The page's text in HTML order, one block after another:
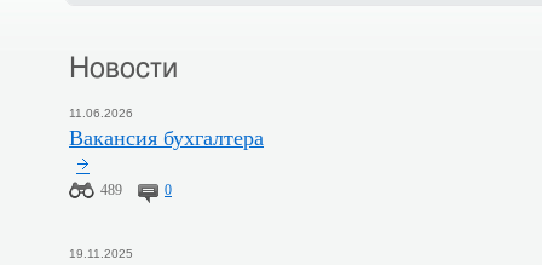
Новости
11.06.2026
Вакансия бухгалтера
489 0
19.11.2025